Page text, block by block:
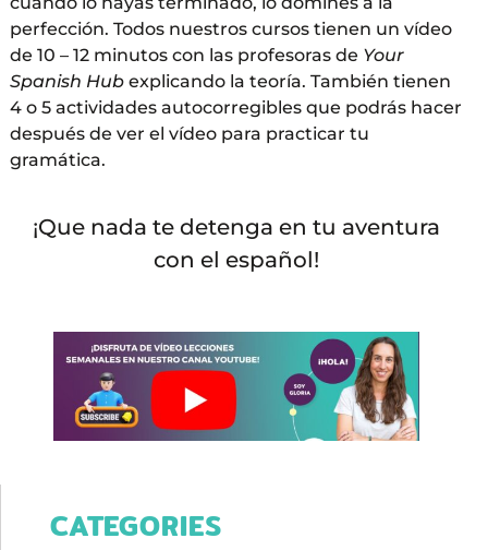
perfección. Todos nuestros cursos tienen un vídeo
de 10 – 12 minutos con las profesoras de Your
Spanish Hubexplicando la teoría. También tienen
4 o 5 actividades autocorregibles que podrás hacer
después de ver el vídeo para practicar tu
gramática.
¡Que nada te detenga en tu aventura
con el español!
CATEGORIES